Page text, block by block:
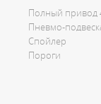
Полный привод
Пневмо-
Спойлер
Пороги